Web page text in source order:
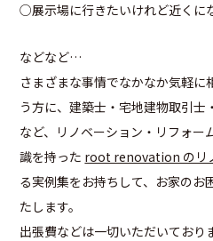
○展示場に行きたいけれど近くに
などなど…
さまざまな事情でなかなか気軽に
う方に、建築士・宅地建物取引士
など、リノベーション・リフォー
識を持った root renovation のリ
る実例集をお持ちして、お家のお
たします。
出張費などは一切いただいており